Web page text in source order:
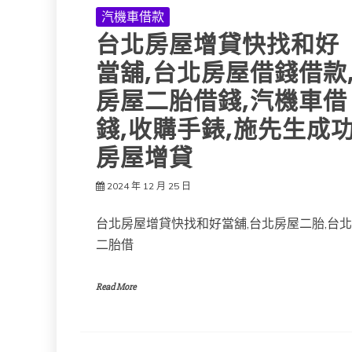
汽機車借款
台北房屋增貸快找和好
當舖,台北房屋借錢借
房屋二胎借錢,汽機車借
錢,收購手錶,施先生成
房屋增貸
2024 年 12 月 25 日
台北房屋增貸快找和好當舖,台北房屋二胎,台北
二胎借
Read More